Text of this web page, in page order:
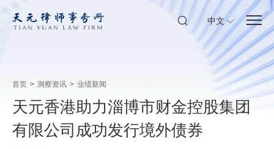
中文
首页 > 洞察资讯 > 业绩新闻
天元香港助力淄博市财金控股集团
有限公司成功发行境外债券